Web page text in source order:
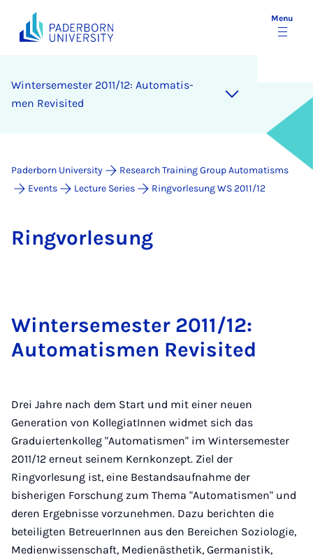
Menu
Win­tersemester 2011/12: Auto­mat­is­
men Re­vis­ited
Paderborn University
Research Training Group Automatisms
Events
Lecture Series Ringvorlesung WS 2011/12
Ring­vor­le­sung
Win­tersemester 2011/12:
Auto­mat­is­men Re­vis­ited
Drei Jahre nach dem Start und mit einer neuen
Generation von KollegiatInnen widmet sich das
Graduiertenkolleg "Automatismen" im Wintersemester
2011/12 erneut seinem Kernkonzept. Ziel der
Ringvorlesung ist, eine Bestandsaufnahme der
bisherigen Forschung zum Thema "Automatismen" und
deren Ergebnisse vorzunehmen. Dazu berichten die
beteiligten BetreuerInnen aus den Bereichen Soziologie,
Medienwissenschaft, Medienästhetik, Germanistik,